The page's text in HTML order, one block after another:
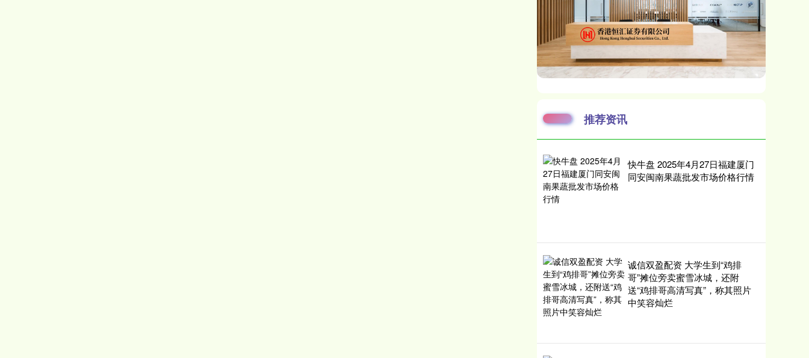
推荐资讯
快牛盘 2025年4月27日福建厦门
同安闽南果蔬批发市场价格行情
诚信双盈配资 大学生到“鸡排
哥”摊位旁卖蜜雪冰城，还附
送“鸡排哥高清写真”，称其照片
中笑容灿烂